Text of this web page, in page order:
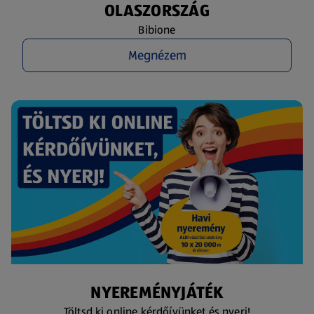
OLASZORSZÁG
Bibione
Megnézem
NYEREMÉNYJÁTÉK